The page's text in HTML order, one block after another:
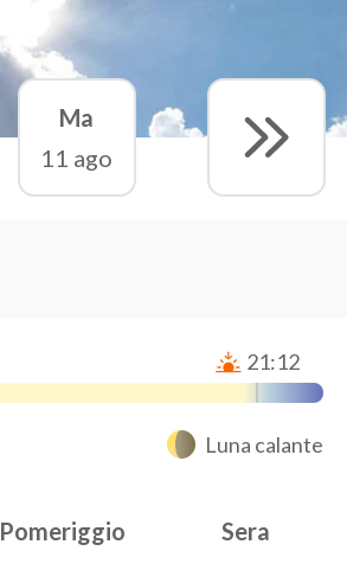
Ma
11 ago
21:12
Luna calante
Pomeriggio Sera